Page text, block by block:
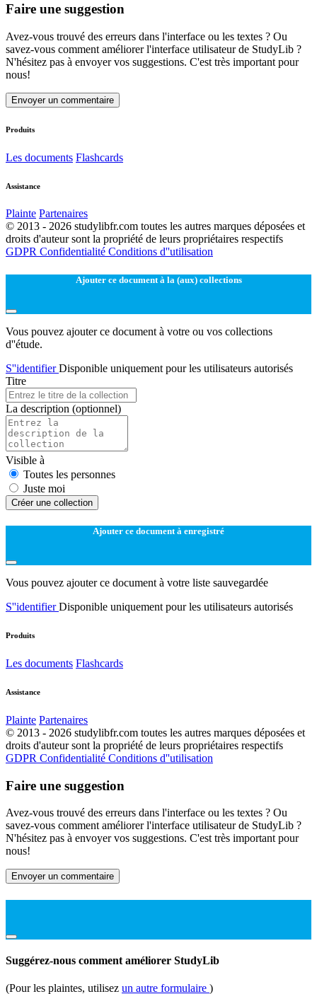
Faire une suggestion
Avez-vous trouvé des erreurs dans l'interface ou les textes ? Ou
savez-vous comment améliorer l'interface utilisateur de StudyLib ?
N'hésitez pas à envoyer vos suggestions. C'est très important pour
nous!
Envoyer un commentaire
Produits
Les documents Flashcards
Assistance
Plainte Partenaires
© 2013 - 2026 studylibfr.com toutes les autres marques déposées et
droits d'auteur sont la propriété de leurs propriétaires respectifs
GDPR Confidentialité Conditions d''utilisation
Ajouter ce document à la (aux) collections
Vous pouvez ajouter ce document à votre ou vos collections
d''étude.
S''identifierDisponible uniquement pour les utilisateurs autorisés
Titre
La description (optionnel)
Visible à
Toutes les personnes
Juste moi
Créer une collection
Ajouter ce document à enregistré
Vous pouvez ajouter ce document à votre liste sauvegardée
S''identifierDisponible uniquement pour les utilisateurs autorisés
Produits
Les documents Flashcards
Assistance
Plainte Partenaires
© 2013 - 2026 studylibfr.com toutes les autres marques déposées et
droits d'auteur sont la propriété de leurs propriétaires respectifs
GDPR Confidentialité Conditions d''utilisation
Faire une suggestion
Avez-vous trouvé des erreurs dans l'interface ou les textes ? Ou
savez-vous comment améliorer l'interface utilisateur de StudyLib ?
N'hésitez pas à envoyer vos suggestions. C'est très important pour
nous!
Envoyer un commentaire
Suggérez-nous comment améliorer StudyLib
(Pour les plaintes, utilisez un autre formulaire )